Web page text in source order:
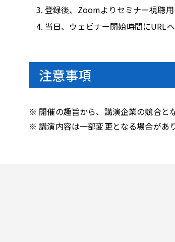
登録後、Zoomよりセミナー視聴用
当日、ウェビナー開始時間にURL
注意事項
※ 開催の趣旨から、講演企業の競合と
※ 講演内容は一部変更となる場合があり